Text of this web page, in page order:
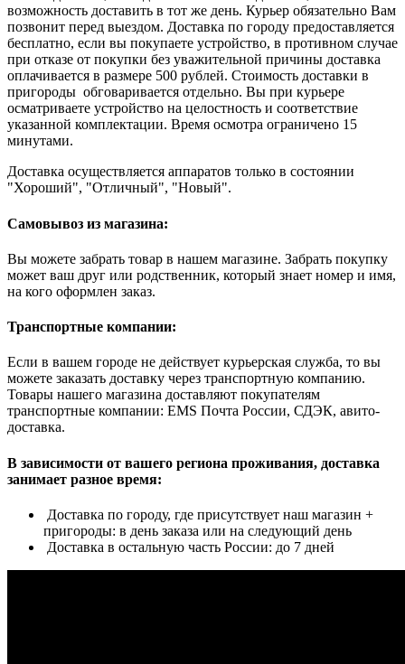
возможность доставить в тот же день. Курьер обязательно Вам
позвонит перед выездом. Доставка по городу предоставляется
бесплатно, если вы покупаете устройство, в противном случае
при отказе от покупки без уважительной причины доставка
оплачивается в размере 500 рублей. Стоимость доставки в
пригороды обговаривается отдельно. Вы при курьере
осматриваете устройство на целостность и соответствие
указанной комплектации. Время осмотра ограничено 15
минутами.
Доставка осуществляется аппаратов только в состоянии
"Хороший", "Отличный", "Новый".
Самовывоз из магазина:
Вы можете забрать товар в нашем магазине. Забрать покупку
может ваш друг или родственник, который знает номер и имя,
на кого оформлен заказ.
Транспортные компании:
Если в вашем городе не действует курьерская служба, то вы
можете заказать доставку через транспортную компанию.
Товары нашего магазина доставляют покупателям
транспортные компании: EMS Почта России, СДЭК, авито-
доставка.
В зависимости от вашего региона проживания, доставка
занимает разное время:
Доставка по городу, где присутствует наш магазин +
пригороды: в день заказа или на следующий день
Доставка в остальную часть России: до 7 дней